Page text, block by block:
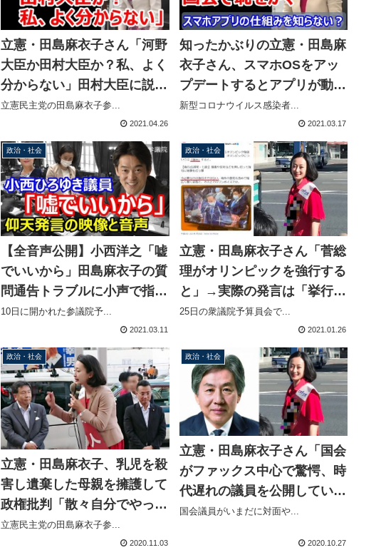
立憲・田島麻衣子さん「河野
大臣か田村大臣か？私、よく
分からない」田村大臣に説明
を求めてしまう
立憲民主党の田島麻衣子参...
2021.04.26
知ったかぶりの立憲・田島麻
衣子さん、スマホOSをアッ
プデートするとアプリが動か
なくなると思い込み田村大臣
に説明を求める→やっぱり理
解できず謎の発言
新型コロナウイルス感染者...
2021.03.17
政治・社会
【全音声公開】小西洋之「嘘
でいいから」田島麻衣子の質
問通告トラブルに小声で指
示？田島「新しい秘書なんで
すよ」「答えられないもので
すか？」森ゆうこの傍若無人
な振る舞いも
10日に開かれた参議院予...
2021.03.11
政治・社会
立憲・田島麻衣子さん「菅総
理がオリンピックを強行する
と」→実際の発言は「挙行す
る」削除して謝罪
25日の衆議院予算員会で...
2021.01.26
政治・社会
立憲・田島麻衣子、乳児を殺
害し遺棄した母親を擁護して
政権批判「散々自分でやって
みた彼女、菅政権も気付くべ
立憲民主党の田島麻衣子参...
2020.11.03
政治・社会
立憲・田島麻衣子さん「国会
がファックス中心で驚愕、時
代遅れの議員を公開していけ
ば？」→おたくの安住淳事務
国会議員がいまだに対面や...
2020.10.27